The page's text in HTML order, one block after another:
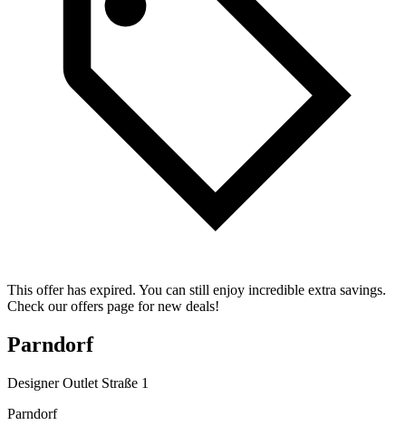
This offer has expired. You can still enjoy incredible extra savings.
Check our offers page for new deals!
Parndorf
Designer Outlet Straße 1
Parndorf